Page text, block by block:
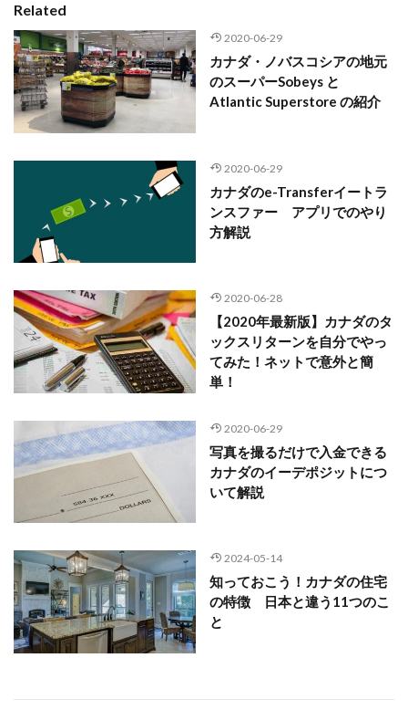
Related
2020-06-29
カナダ・ノバスコシアの地元
のスーパーSobeys と
Atlantic Superstore の紹介
2020-06-29
カナダのe-Transferイートラ
ンスファー アプリでのやり
方解説
2020-06-28
【2020年最新版】カナダのタ
ックスリターンを自分でやっ
てみた！ネットで意外と簡
単！
2020-06-29
写真を撮るだけで入金できる
カナダのイーデポジットにつ
いて解説
2024-05-14
知っておこう！カナダの住宅
の特徴 日本と違う11つのこ
と